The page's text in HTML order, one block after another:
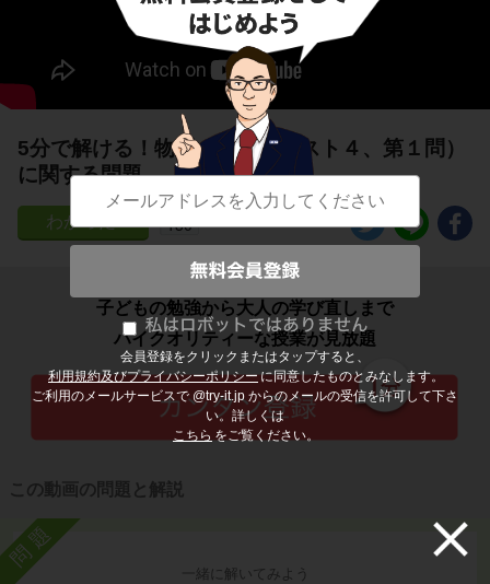
会員登録をクリックまたはタップすると、
利用規約及びプライバシーポリシーに同意したものとみなします。
ご利用のメールサービスで @try-it.jp からのメールの受信を許可して下さ
い。詳しくは
こちら をご覧ください。
5分で解ける！物質の変化（テスト４、第１問）
に関する問題
130
子どもの勉強から大人の学び直しまで
ハイクオリティーな授業が見放題
この動画の問題と解説
問題
一緒に解いてみよう